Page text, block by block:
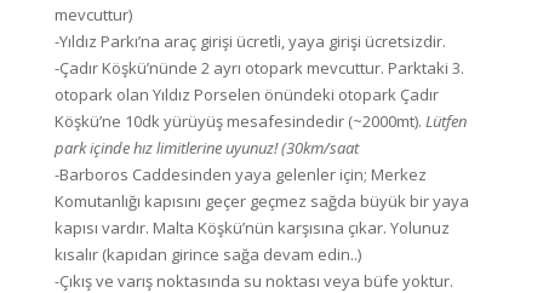
mevcuttur)
-Yıldız Parkı’na araç girişi ücretli, yaya girişi ücretsizdir.
-Çadır Köşkü’nünde 2 ayrı otopark mevcuttur. Parktaki 3.
otopark olan Yıldız Porselen önündeki otopark Çadır
Köşkü’ne 10dk yürüyüş mesafesindedir (~2000mt). Lütfen
park içinde hız limitlerine uyunuz! (30km/saat
-Barboros Caddesinden yaya gelenler için; Merkez
Komutanlığı kapısını geçer geçmez sağda büyük bir yaya
kapısı vardır. Malta Köşkü’nün karşısına çıkar. Yolunuz
kısalır (kapıdan girince sağa devam edin..)
-Çıkış ve varış noktasında su noktası veya büfe yoktur.